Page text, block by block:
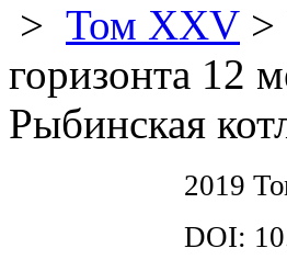
> Том XXV >
горизонта 12
Рыбинская
2019
DOI: